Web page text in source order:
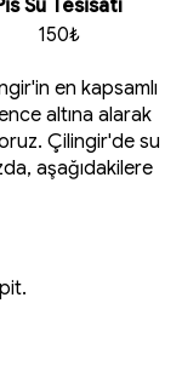
Su Tesisatı
150₺
en kapsamlı
altına alarak
Çilingir'de su
aşağıdakilere